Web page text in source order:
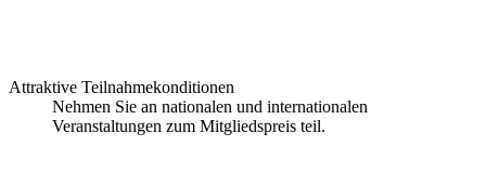
Attraktive Teilnahmekonditionen
Nehmen Sie an nationalen und internationalen
Veranstaltungen zum Mitgliedspreis teil.